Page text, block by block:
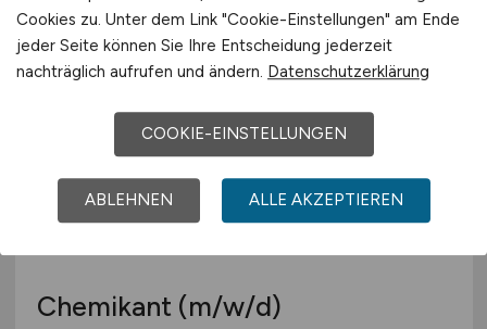
03.06.2026
Düsseldorf
Chemikant (m/w/d)
Cookies zu. Unter dem Link "Cookie-Einstellungen" am Ende
jeder Seite können Sie Ihre Entscheidung jederzeit
nachträglich aufrufen und ändern. Datenschutzerklärung
COOKIE-EINSTELLUNGEN
ABLEHNEN ALLE AKZEPTIEREN